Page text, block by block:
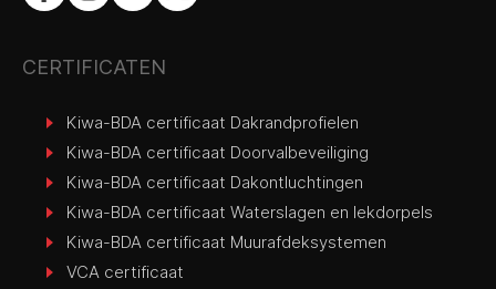
CERTIFICATEN
Kiwa-BDA certificaat Dakrandprofielen
Kiwa-BDA certificaat Doorvalbeveiliging
Kiwa-BDA certificaat Dakontluchtingen
Kiwa-BDA certificaat Waterslagen en lekdorpels
Kiwa-BDA certificaat Muurafdeksystemen
VCA certificaat